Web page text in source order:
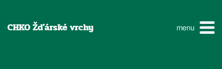
CHKO Žďárské vrchy menu